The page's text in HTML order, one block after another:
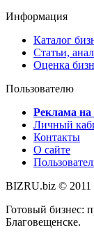
Информация
Каталог
Статьи,
Оценка
Пользователю
Реклама на
Личный
Контакты
О сайте
BIZRU.biz © 2011
Готовый бизнес:
Благовещенске.